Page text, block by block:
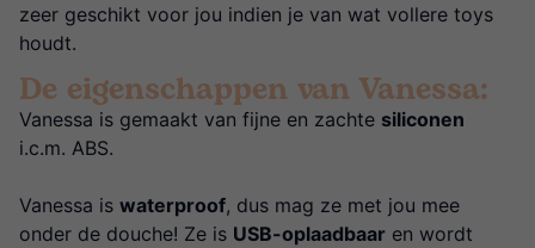
zeer geschikt voor jou indien je van wat vollere toys
houdt.
De eigenschappen van Vanessa:
Vanessa is gemaakt van fijne en zachte siliconen
i.c.m. ABS.
Vanessa is waterproof, dus mag ze met jou mee
onder de douche! Ze is USB-oplaadbaar en wordt